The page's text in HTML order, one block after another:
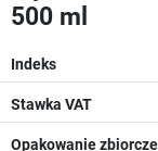
500 ml
Indeks
Stawka VAT
Opakowanie zbiorcze